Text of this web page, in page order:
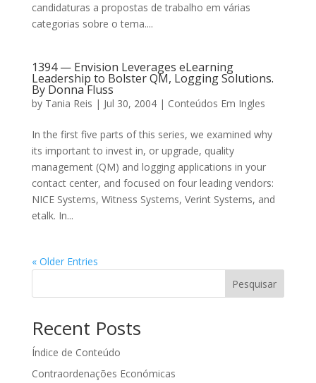
candidaturas a propostas de trabalho em várias
categorias sobre o tema....
1394 — Envision Leverages eLearning
Leadership to Bolster QM, Logging Solutions.
By Donna Fluss
by Tania Reis | Jul 30, 2004| Conteúdos Em Ingles
In the first five parts of this series, we examined why
its important to invest in, or upgrade, quality
management (QM) and logging applications in your
contact center, and focused on four leading vendors:
NICE Systems, Witness Systems, Verint Systems, and
etalk. In...
« Older Entries
Pesquisar
Recent Posts
Índice de Conteúdo
Contraordenações Económicas